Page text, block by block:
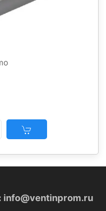
info@ventinprom.ru